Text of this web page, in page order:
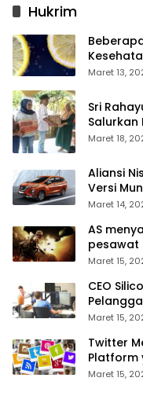
Hukrim
Maret 13,
Sri
Salurkan
Kampek
Maret 18,
Aliansi
Versi
Maret 14,
AS
pesawat
Moskow
Maret 15,
CEO
Mereka
Maret 15,
Twitter
Platform
Maret 15,